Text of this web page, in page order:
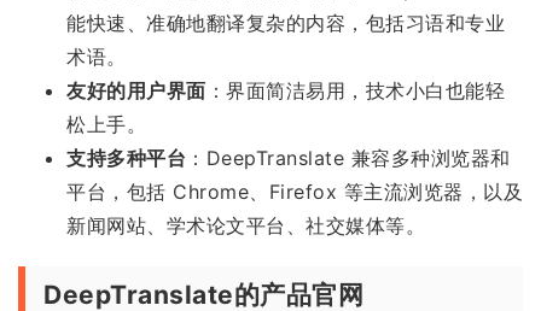
能快速、准确地翻译复杂的内容，包括习语和专业
术语。
友好的用户界面 ：界面简洁易用，技术小白也能轻
松上手。
支持多种平台 ：DeepTranslate 兼容多种浏览器和
平台，包括 Chrome、Firefox 等主流浏览器，以及
新闻网站、学术论文平台、社交媒体等。
DeepTranslate的产品官网